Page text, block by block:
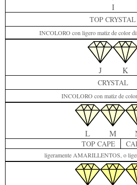
I
TOP CRYSTAL
INCOLORO con ligero matiz de color
J K
CRYSTAL
INCOLORO con matiz de
L M
TOP CAPE
ligeramente AMARILLENTOS, o